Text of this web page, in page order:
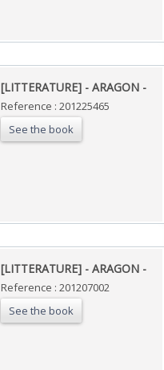
‎[LITTERATURE] - ARAGON - ‎
Reference : 201225465
See the book
‎[LITTERATURE] - ARAGON - ‎
Reference : 201207002
See the book